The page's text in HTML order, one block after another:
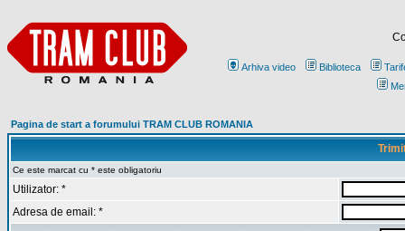
Arhiva video Biblioteca
Pagina de start a forumului TRAM CLUB ROMANIA
Ce este marcat cu * este obligatoriu
Utilizator: *
Adresa de email: *